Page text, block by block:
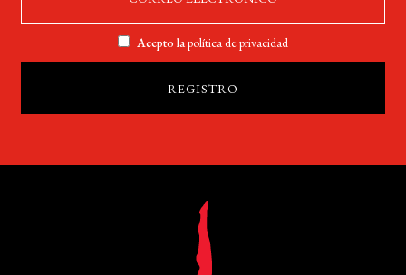
Acepto lapolítica de privacidad